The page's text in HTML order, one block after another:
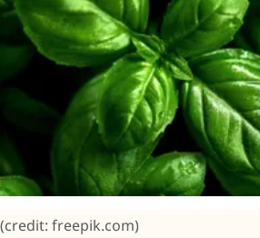
(credit: freepik.com)